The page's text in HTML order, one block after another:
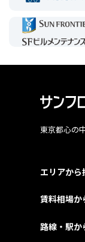
東京都心の
エリアから
賃料相場か
路線・駅か